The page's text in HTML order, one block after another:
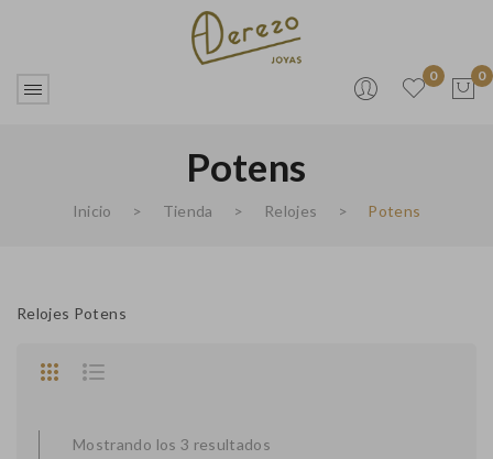
0
No products in the cart.
0
Potens
Inicio > Tienda > Relojes > Potens
Relojes Potens
Mostrando los 3 resultados